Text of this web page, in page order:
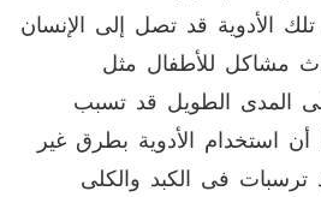
الأدوية قد تصل إلى الإنسان
مشاكل للأطفال مثل
المدى الطويل قد تسبب
استخدام الأدوية بطرق غير
ترسبات فى الكبد والكلى